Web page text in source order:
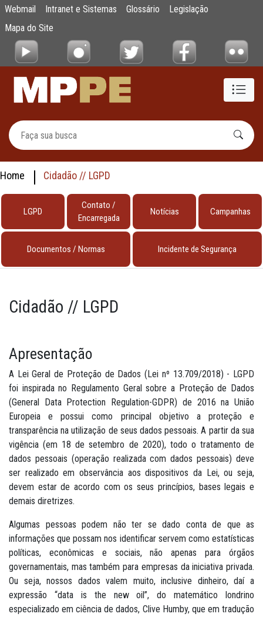
Pular para o Conteúdo principal
LGPD
Webmail Intranet e Sistemas Glossário
Legislação
Mapa do Site
Home Cidadão // LGPD
LGPD
Contato /
Encarregada
Notícias Campanhas
Documentos / Normas Incidente de Segurança
Cidadão // LGPD
Apresentação
A Lei Geral de Proteção de Dados (Lei nº 13.709/2018) - LGPD
foi inspirada no Regulamento Geral sobre a Proteção de Dados
(General Data Protection Regulation-GDPR) de 2016 na União
Europeia e possui como principal objetivo a proteção e
transparência na utilização de seus dados pessoais. A partir da sua
vigência (em 18 de setembro de 2020), todo o tratamento de
dados pessoais (operação realizada com dados pessoais) deve
ser realizado em observância aos dispositivos da Lei, ou seja,
devem estar de acordo com os seus princípios, bases legais e
demais diretrizes.
Algumas pessoas podem não ter se dado conta de que as
informações que possam nos identificar servem como estatísticas
políticas, econômicas e sociais, não apenas para órgãos
governamentais, mas também para empresas da iniciativa privada.
Ou seja, nossos dados valem muito, inclusive dinheiro, daí a
expressão “data is the new oil”, do matemático londrino
especializado em ciência de dados, Clive Humby, que em tradução